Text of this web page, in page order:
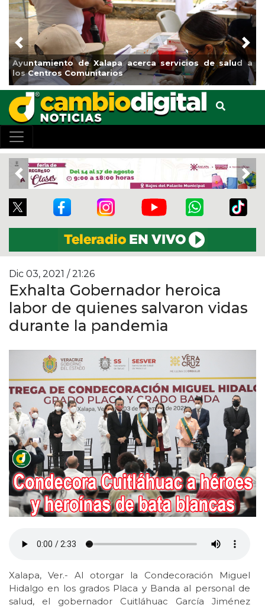
Municipio arrancará primera etapa de rehabilitación en
el boulevard 5 de febrero
Previous
Previous
Dic 03, 2021 / 21:26
Exhalta Gobernador heroica
labor de quienes salvaron vidas
durante la pandemia
Xalapa, Ver.- Al otorgar la Condecoración Miguel
Hidalgo en los grados Placa y Banda al personal de
salud, el gobernador Cuitláhuac García Jiménez